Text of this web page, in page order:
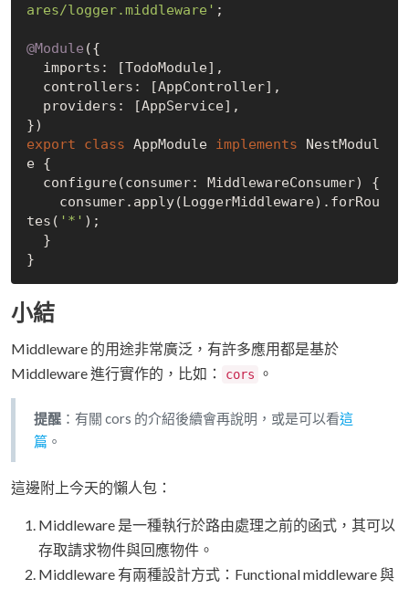
ares/logger.middleware' ;
@Module ({
export
class AppModule implements NestModul
e {
tes( '*' );
小結
Middleware 的用途非常廣泛，有許多應用都是基於
Middleware 進行實作的，比如：
cors 。
提醒 ：有關 cors 的介紹後續會再說明，或是可以看這
篇 。
這邊附上今天的懶人包：
Middleware 是一種執行於路由處理之前的函式，其可以
存取請求物件與回應物件。
Middleware 有兩種設計方式：Functional middleware 與